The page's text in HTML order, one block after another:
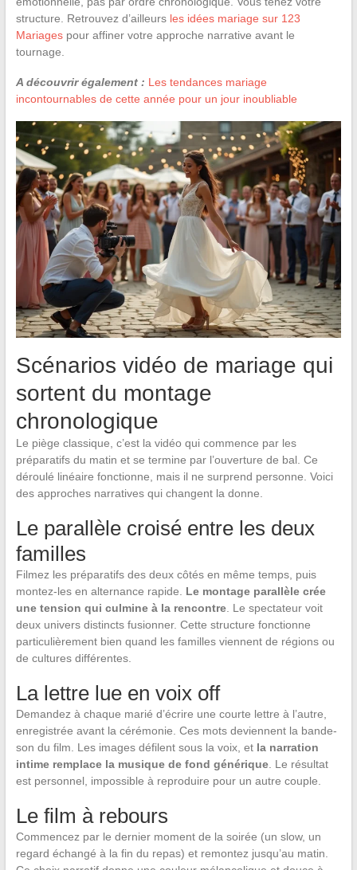
structure. Retrouvez d’ailleurs les idées mariage sur 123
Mariagespour affiner votre approche narrative avant le
tournage.
A découvrir également : Les tendances mariage
incontournables de cette année pour un jour inoubliable
Scénarios vidéo de mariage qui
sortent du montage
chronologique
Le piège classique, c’est la vidéo qui commence par les
préparatifs du matin et se termine par l’ouverture de bal. Ce
déroulé linéaire fonctionne, mais il ne surprend personne. Voici
des approches narratives qui changent la donne.
Le parallèle croisé entre les deux
familles
Filmez les préparatifs des deux côtés en même temps, puis
montez-les en alternance rapide. Le montage parallèle crée
une tension qui culmine à la rencontre. Le spectateur voit
deux univers distincts fusionner. Cette structure fonctionne
particulièrement bien quand les familles viennent de régions ou
de cultures différentes.
La lettre lue en voix off
Demandez à chaque marié d’écrire une courte lettre à l’autre,
enregistrée avant la cérémonie. Ces mots deviennent la bande-
son du film. Les images défilent sous la voix, et la narration
intime remplace la musique de fond générique. Le résultat
est personnel, impossible à reproduire pour un autre couple.
Le film à rebours
Commencez par le dernier moment de la soirée (un slow, un
regard échangé à la fin du repas) et remontez jusqu’au matin.